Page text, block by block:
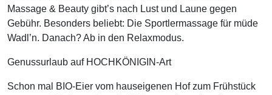
Massage & Beauty gibt’s nach Lust und Laune gegen
Gebühr. Besonders beliebt: Die Sportlermassage für müde
Wadl’n. Danach? Ab in den Relaxmodus.
Genussurlaub auf HOCHKÖNIGIN-Art
Schon mal BIO-Eier vom hauseigenen Hof zum Frühstück